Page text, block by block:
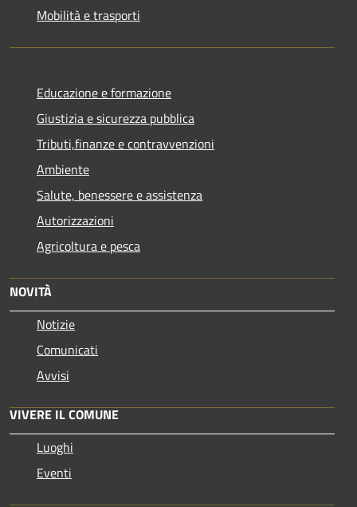
Mobilità e trasporti
Educazione e formazione
Giustizia e sicurezza pubblica
Tributi,finanze e contravvenzioni
Ambiente
Salute, benessere e assistenza
Autorizzazioni
Agricoltura e pesca
NOVITÀ
Notizie
Comunicati
Avvisi
VIVERE IL COMUNE
Luoghi
Eventi